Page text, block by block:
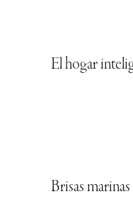
El hogar
Brisas marinas